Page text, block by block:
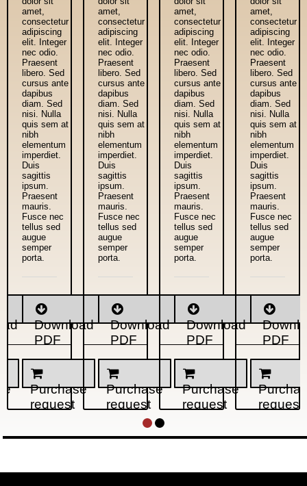
amet,
consectetur
adipiscing
elit. Integer
nec odio.
Praesent
libero. Sed
cursus ante
dapibus
diam. Sed
nisi. Nulla
quis sem at
nibh
elementum
imperdiet.
Duis
sagittis
ipsum.
Praesent
mauris.
Fusce nec
tellus sed
augue
semper
porta.
Download
PDF
Purchase
request
amet,
consectetur
adipiscing
elit. Integer
nec odio.
Praesent
libero. Sed
cursus ante
dapibus
diam. Sed
nisi. Nulla
quis sem at
nibh
elementum
imperdiet.
Duis
sagittis
ipsum.
Praesent
mauris.
Fusce nec
tellus sed
augue
semper
porta.
Download
PDF
Purchase
request
amet,
consectetur
adipiscing
elit. Integer
nec odio.
Praesent
libero. Sed
cursus ante
dapibus
diam. Sed
nisi. Nulla
quis sem at
nibh
elementum
imperdiet.
Duis
sagittis
ipsum.
Praesent
mauris.
Fusce nec
tellus sed
augue
semper
porta.
Download
PDF
Purchase
request
amet,
consectetur
adipiscing
elit. Integer
nec odio.
Praesent
libero. Sed
cursus ante
dapibus
diam. Sed
nisi. Nulla
quis sem at
nibh
elementum
imperdiet.
Duis
sagittis
ipsum.
Praesent
mauris.
Fusce nec
tellus sed
augue
semper
porta.
PDF
request